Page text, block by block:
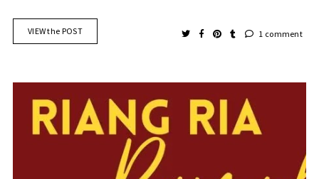
VIEW the POST 1 comment